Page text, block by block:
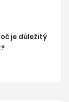
je důležitý